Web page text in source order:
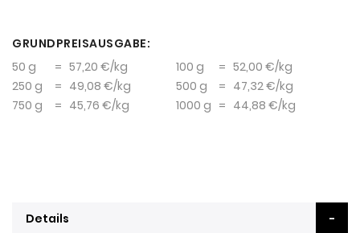
GRUNDPREISAUSGABE:
50 g
= 57,20 €/kg 100 g = 52,00 €/kg
250 g
= 49,08 €/kg 500 g = 47,32 €/kg
750 g
= 45,76 €/kg 1000 g = 44,88 €/kg
Details